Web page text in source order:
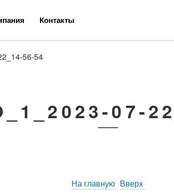
Аксессуары
Контакты
56-54
07-
На главную Вверх